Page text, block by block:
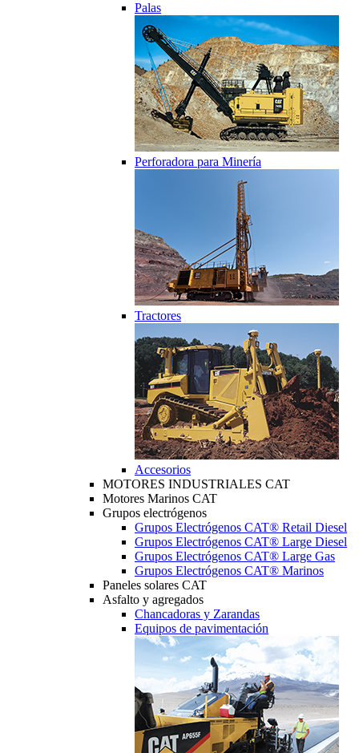
Palas
Perforadora para Minería
Tractores
Accesorios
MOTORES INDUSTRIALES CAT
Motores Marinos CAT
Grupos electrógenos
Grupos Electrógenos CAT® Retail Diesel
Grupos Electrógenos CAT® Large Diesel
Grupos Electrógenos CAT® Large Gas
Grupos Electrógenos CAT® Marinos
Paneles solares CAT
Asfalto y agregados
Chancadoras y Zarandas
Equipos de pavimentación